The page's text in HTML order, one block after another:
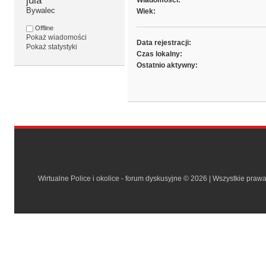
Bywalec
Offline
Pokaż wiadomości
Pokaż statystyki
Wiek:
Data rejestracji:
Czas lokalny:
Ostatnio aktywny:
Wirtualne Police i okolice - forum dyskusyjne © 2026 | Wszystkie